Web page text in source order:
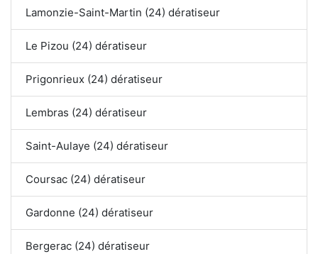
Lamonzie-Saint-Martin (24) dératiseur
Le Pizou (24) dératiseur
Prigonrieux (24) dératiseur
Lembras (24) dératiseur
Saint-Aulaye (24) dératiseur
Coursac (24) dératiseur
Gardonne (24) dératiseur
Bergerac (24) dératiseur